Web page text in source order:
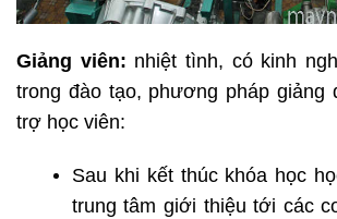
Giảng viên: nhiệt tình, có kinh
trong đào tạo, phương pháp giảng
trợ học viên:
Sau khi kết thúc khóa học
trung tâm giới thiệu tới các